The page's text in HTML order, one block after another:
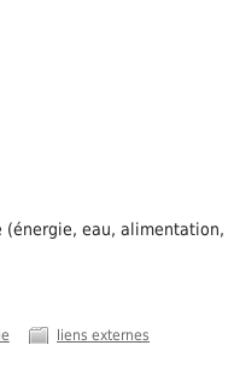
(énergie, eau, alimentation,
liens externes